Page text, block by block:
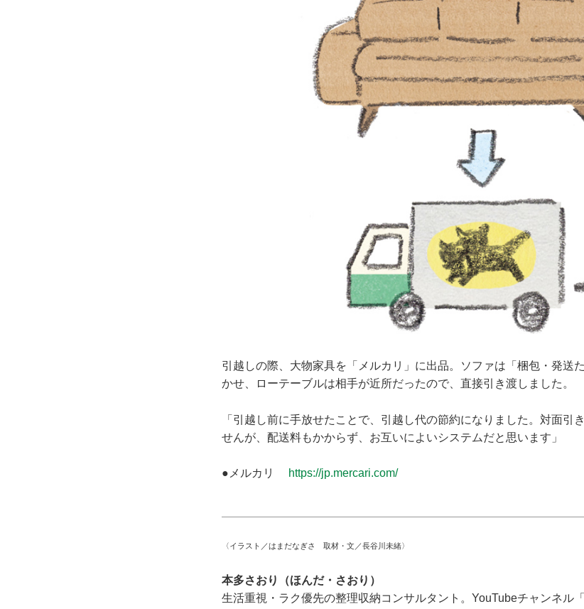
引越しの際、大物家具を「メルカリ」に出品。ソファは「梱包・発送
かせ、ローテーブルは相手が近所だったので、直接引き渡しました。
「引越し前に手放せたことで、引越し代の節約になりました。対面引
せんが、配送料もかからず、お互いによいシステムだと思います」
●メルカリ https://jp.mercari.com/
〈イラスト／はまだなぎさ 取材・文／長谷川未緒〉
本多さおり（ほんだ・さおり）
生活重視・ラク優先の整理収納コンサルタント。YouTubeチャンネル